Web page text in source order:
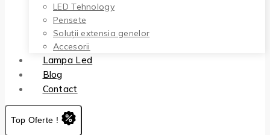
LED Tehnology
Pensete
Soluții extensia genelor
Accesorii
Lampa Led
Blog
Contact
Top Oferte !